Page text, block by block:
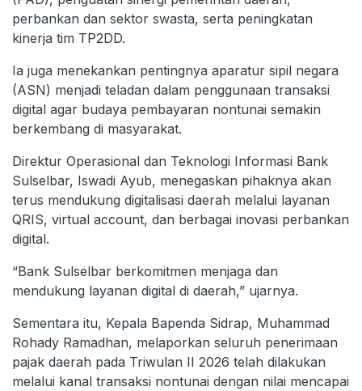
perbankan dan sektor swasta, serta peningkatan
kinerja tim TP2DD.
Ia juga menekankan pentingnya aparatur sipil negara
(ASN) menjadi teladan dalam penggunaan transaksi
digital agar budaya pembayaran nontunai semakin
berkembang di masyarakat.
Direktur Operasional dan Teknologi Informasi Bank
Sulselbar, Iswadi Ayub, menegaskan pihaknya akan
terus mendukung digitalisasi daerah melalui layanan
QRIS, virtual account, dan berbagai inovasi perbankan
digital.
“Bank Sulselbar berkomitmen menjaga dan
mendukung layanan digital di daerah,” ujarnya.
Sementara itu, Kepala Bapenda Sidrap, Muhammad
Rohady Ramadhan, melaporkan seluruh penerimaan
pajak daerah pada Triwulan II 2026 telah dilakukan
melalui kanal transaksi nontunai dengan nilai mencapai